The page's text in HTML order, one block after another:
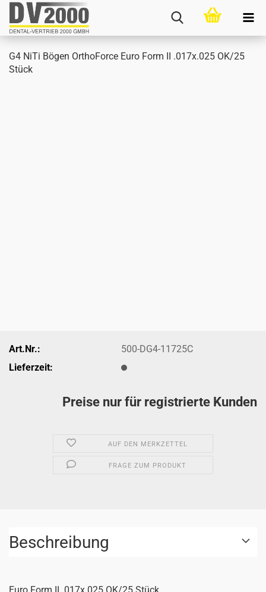
G4 NiTi Bögen Ort­hoFor­ce Euro Form II .017x.025 OK/25
Stück
Art.Nr.:
500-DG4-11725C
Lieferzeit:
Preise nur für registrierte Kunden
AUF DEN MERKZETTEL
FRAGE ZUM PRODUKT
Beschreibung